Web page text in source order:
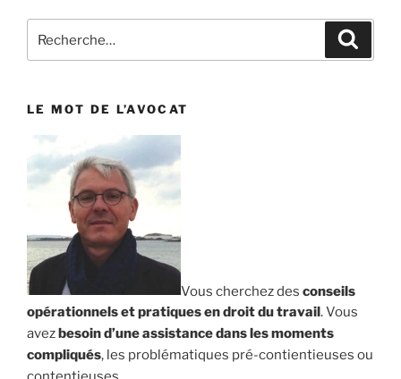
pour
LE MOT DE L’AVOCAT
Vous cherchez des conseils
opérationnels et pratiques en droit du travail. Vous
avezbesoin d’une assistance dans les moments
compliqués, les problématiques pré-contientieuses ou